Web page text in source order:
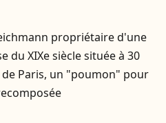
propriétaire d'une
du XIXe siècle située à 30
Paris, un "poumon" pour